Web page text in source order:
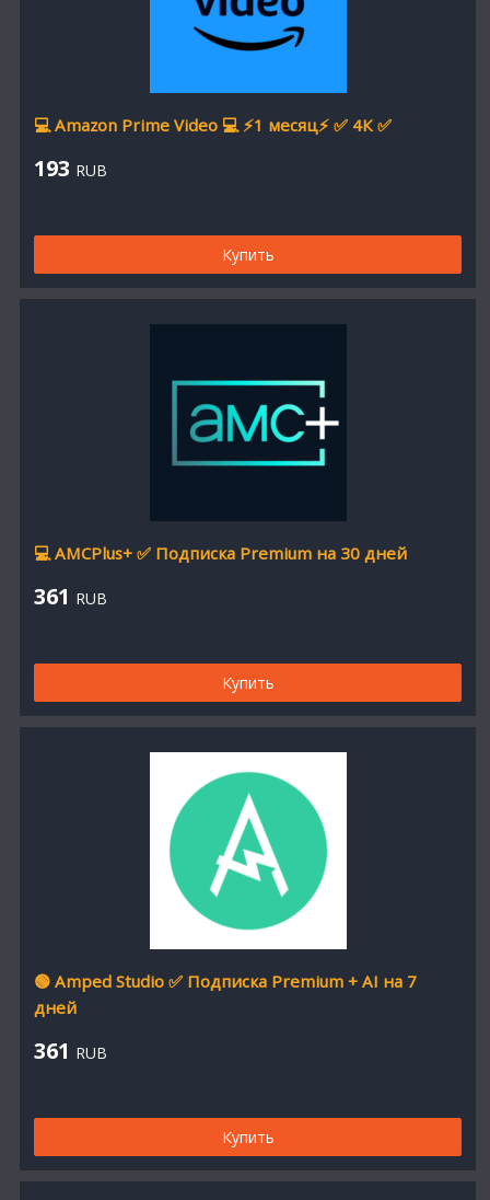
💻 Amazon Prime Video 💻 ⚡1 месяц⚡ ✅ 4К ✅
193 RUB
Купить
💻 AMCPlus+ ✅ Подписка Premium на 30 дней
361 RUB
Купить
🟢 Amped Studio ✅ Подписка Premium + AI на 7
дней
361 RUB
Купить